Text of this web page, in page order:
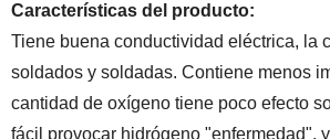
Características del producto:
Tiene buena conductividad eléctrica, la
soldados y soldadas. Contiene menos
cantidad de oxígeno tiene poco efecto
fácil provocar hidrógeno "enfermedad",